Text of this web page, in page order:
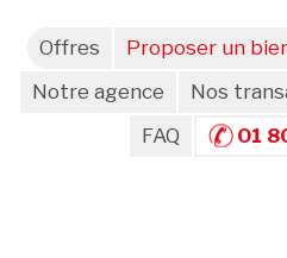
Offres Proposer un
Notre agence
Nos
FAQ
01